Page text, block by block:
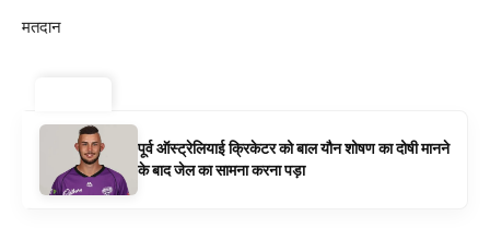
मतदान
पूर्व ऑस्ट्रेलियाई क्रिकेटर को बाल यौन शोषण का दोषी मानने
के बाद जेल का सामना करना पड़ा